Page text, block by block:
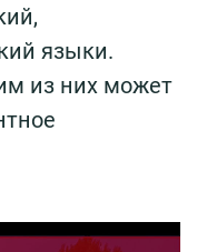
языки.
из них может